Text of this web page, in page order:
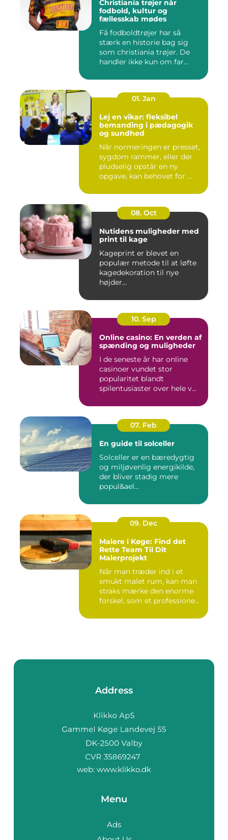
Christiania trøjer når
fodbold, kultur og
fællesskab mødes
Få fodboldtrøjer har så
stærk en historie bag sig
som christiania trøjer. De
handler ikke kun om far...
01. Jan
Lej en vikar: fleksibel
bemanding i pædagogik
og sundhed
Når normeringen er presset,
sygdom rammer, eller der
pludselig opstår en ny
opgave, kan behovet for ...
08. Oct
Nutidens muligheder med
print til kage
Kageprint er blevet en
populær metode til at løfte
kagedekoration til nye
højder...
10. Sep
Online casino: En verden af
spænding og muligheder
I de seneste år har online
casinoer vundet stor
popularitet blandt
spilentusiaster over hele v...
07. Feb
En guide til solceller
Solceller er en bæredygtig
og miljøvenlig energikilde,
der bliver stadig mere
popul&ael...
09. Dec
Malere i Køge: Find det
Rette Team Til Dit
Malerprojekt
Når man træder ind i et
smukt malet rum, kan man
straks mærke den enorme
forskel, som et professione...
Address
web: www.klikko.dk
Menu
Ads